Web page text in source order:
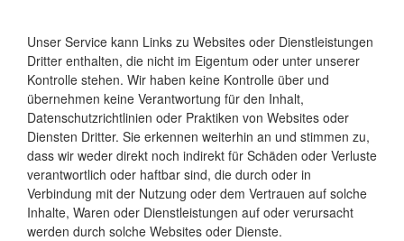
Unser Service kann Links zu Websites oder Dienstleistungen
Dritter enthalten, die nicht im Eigentum oder unter unserer
Kontrolle stehen. Wir haben keine Kontrolle über und
übernehmen keine Verantwortung für den Inhalt,
Datenschutzrichtlinien oder Praktiken von Websites oder
Diensten Dritter. Sie erkennen weiterhin an und stimmen zu,
dass wir weder direkt noch indirekt für Schäden oder Verluste
verantwortlich oder haftbar sind, die durch oder in
Verbindung mit der Nutzung oder dem Vertrauen auf solche
Inhalte, Waren oder Dienstleistungen auf oder verursacht
werden durch solche Websites oder Dienste.